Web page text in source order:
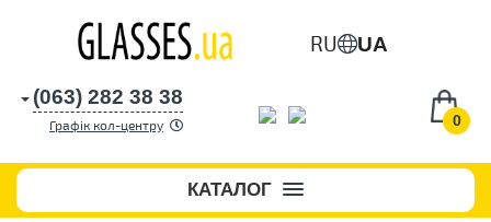
RU UA
0
(063) 282 38 38
Графік кол-центру
КАТАЛОГ